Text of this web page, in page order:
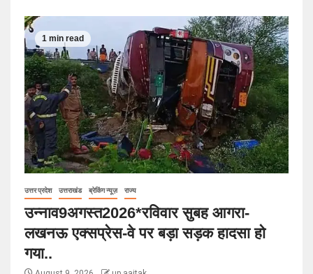
1 min read
उत्तर प्रदेश उत्तराखंड ब्रेकिंग न्यूज़ राज्य
उन्नाव9अगस्त2026*रविवार सुबह आगरा-
लखनऊ एक्सप्रेस-वे पर बड़ा सड़क हादसा हो
गया..